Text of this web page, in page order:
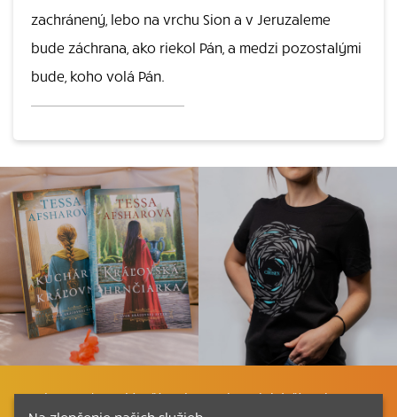
zachránený, lebo na vrchu Sion a v Jeruzaleme
bude záchrana, ako riekol Pán, a medzi pozostalými
bude, koho volá Pán.
Listovať Plán čítania
Liturgické čítania